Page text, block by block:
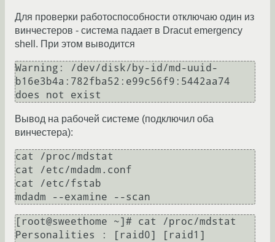
Для проверки работоспособности отключаю один из
винчестеров - система падает в Dracut emergency
shell. При этом выводится
Warning: /dev/disk/by-id/md-uuid-
b16e3b4a:782fba52:e99c56f9:5442aa74
Вывод на рабочей системе (подключил оба
винчестера):
cat /proc/mdstat
cat /etc/mdadm.conf
cat /etc/fstab
[root@sweethome ~]# cat /proc/mdstat
Personalities : [raid0] [raid1]